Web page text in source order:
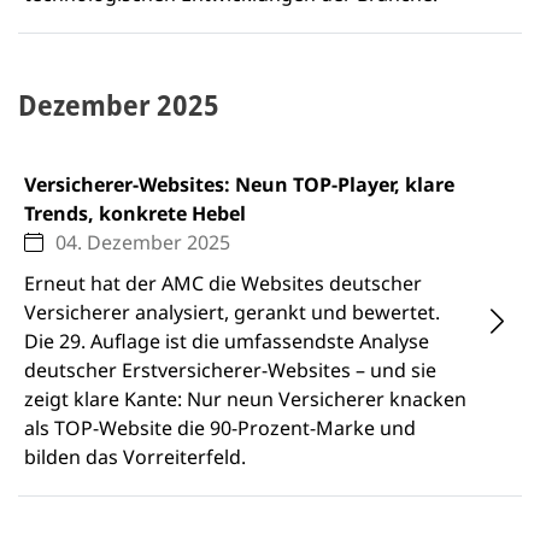
Dezember 2025
Versicherer-Websites: Neun TOP-Player, klare
Trends, konkrete Hebel
04. Dezember 2025
Erneut hat der AMC die Websites deutscher
Versicherer analysiert, gerankt und bewertet.
Die 29. Auflage ist die umfassendste Analyse
deutscher Erstversicherer-Websites – und sie
zeigt klare Kante: Nur neun Versicherer knacken
als TOP-Website die 90-Prozent-Marke und
bilden das Vorreiterfeld.